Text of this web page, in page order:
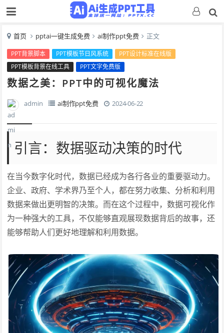
首页 pptai一键生成免费 ai制作ppt免费 正文
PPT背景脚本 PPT模板节日风系统
PPT设计标准在线版
PPT模板背景在线工具
PPT文字免费版
数据之美：PPT中的可视化魔法
admin ai制作ppt免费 2024-06-22
引言：数据驱动决策的时代
在当今数字化时代，数据已经成为各行各业的重要驱动力。
企业、政府、学术界乃至个人，都在努力收集、分析和利用
数据来做出更明智的决策。而在这个过程中，数据可视化作
为一种强大的工具，不仅能够直观展现数据背后的故事，还
能够帮助人们更好地理解和利用数据。